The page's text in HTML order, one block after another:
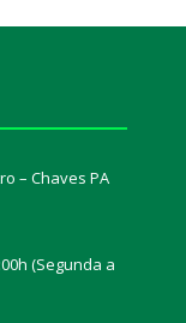
– Chaves PA
(Segunda a